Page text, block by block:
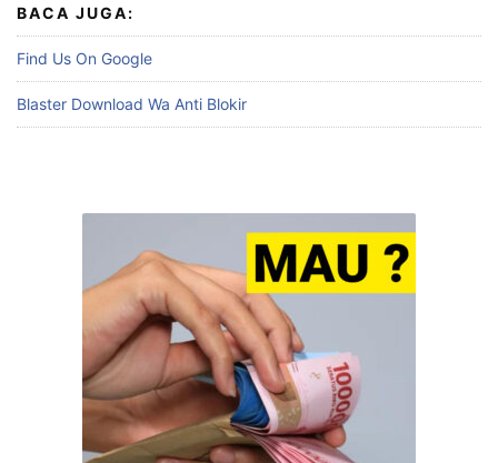
BACA JUGA:
Find Us On Google
Blaster Download Wa Anti Blokir